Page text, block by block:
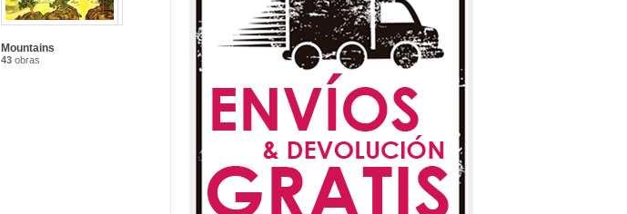
Mountains
43 obras